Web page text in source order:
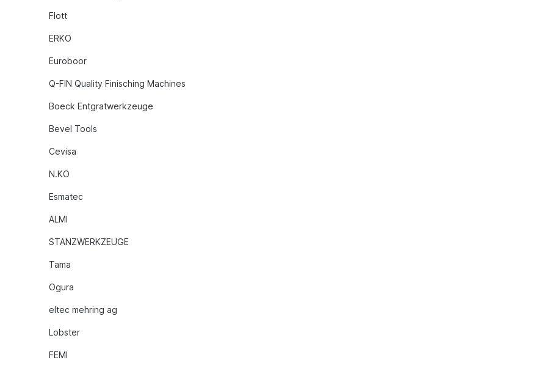
Flott
ERKO
Euroboor
Q-FIN Quality Finisching Machines
Boeck Entgratwerkzeuge
Bevel Tools
Cevisa
N.KO
Esmatec
ALMI
STANZWERKZEUGE
Tama
Ogura
eltec mehring ag
Lobster
FEMI